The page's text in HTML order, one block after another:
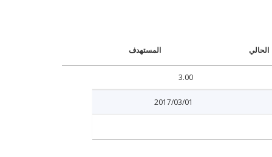
الحالي المستهدف
3.00
2017/03/01